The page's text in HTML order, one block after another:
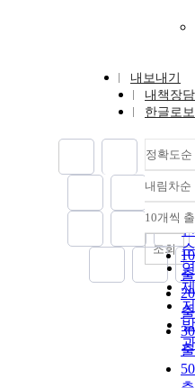
내보내기
내책장
한글로
정확도순
순
순
내림차순
10개씩
조회